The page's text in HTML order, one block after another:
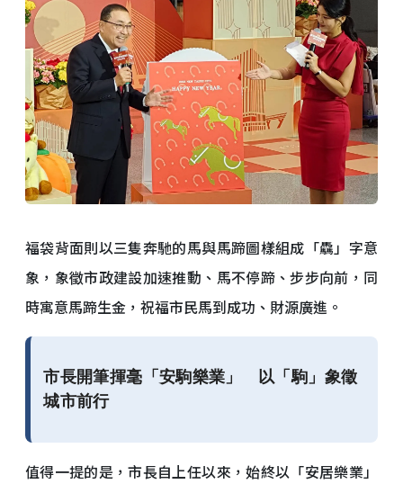
福袋背面則以三隻奔馳的馬與馬蹄圖樣組成「驫」字意
象，象徵市政建設加速推動、馬不停蹄、步步向前，同
時寓意馬蹄生金，祝福市民馬到成功、財源廣進。
市長開筆揮毫「安駒樂業」 以「駒」象徵
城市前行
值得一提的是，市長自上任以來，始終以「安居樂業」